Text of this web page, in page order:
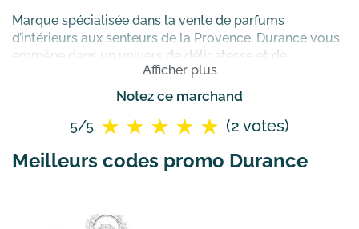
Marque spécialisée dans la vente de parfums
d’intérieurs aux senteurs de la Provence, Durance vous
emmène dans un univers de délicatesse et de
raffinement où l’Art de Vivre se mêle également au
Bien-être à travers une large collection de soins
provençales.
Afficher plus
Notez ce marchand
5/5 (2 votes)
Meilleurs codes promo Durance